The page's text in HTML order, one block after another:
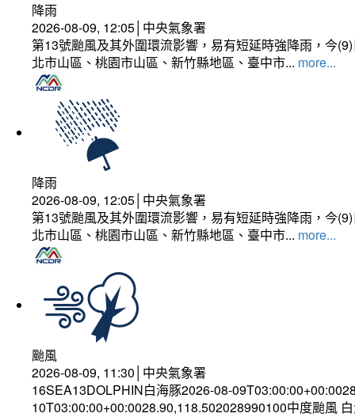
降雨
2026-08-09, 12:05│中央氣象署
第13號颱風及其外圍環流影響，易有短延時強降雨，今
北市山區、桃園市山區、新竹縣地區、臺中市... more...
降雨
2026-08-09, 12:05│中央氣象署
第13號颱風及其外圍環流影響，易有短延時強降雨，今
北市山區、桃園市山區、新竹縣地區、臺中市... more...
颱風
2026-08-09, 11:30│中央氣象署
16SEA13DOLPHIN白海豚2026-08-
10T03:00:00+00:0028.90,118.502028990100中度颱風